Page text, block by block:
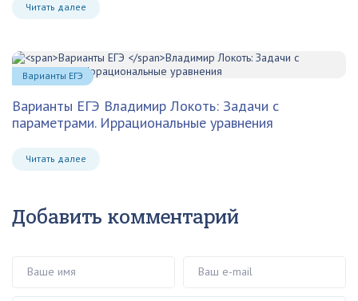
Читать далее
Варианты ЕГЭ Владимир Локоть: Задачи с
параметрами. Иррациональные уравнения
Читать далее
Варианты ЕГЭ
Добавить комментарий